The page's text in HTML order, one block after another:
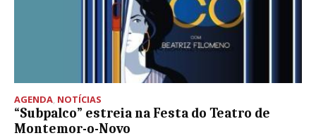
AGENDA, NOTÍCIAS
“Subpalco” estreia na Festa do Teatro de
Montemor-o-Novo